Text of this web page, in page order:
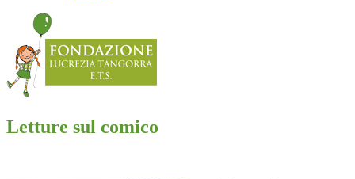
Letture sul comico